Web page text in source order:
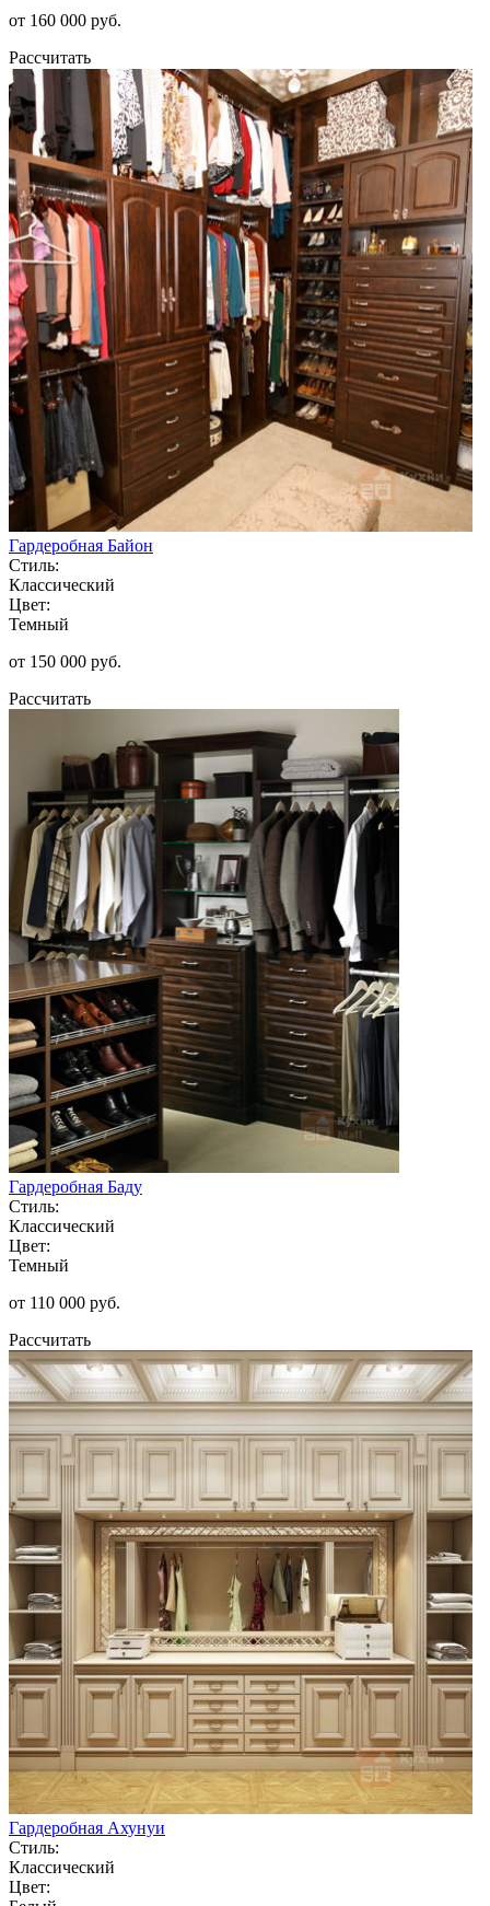
от 160 000 руб.
Рассчитать
Гардеробная Байон
Стиль:
Классический
Цвет:
Темный
от 150 000 руб.
Рассчитать
Гардеробная Баду
Стиль:
Классический
Цвет:
Темный
от 110 000 руб.
Рассчитать
Гардеробная Ахунуи
Стиль:
Классический
Цвет: